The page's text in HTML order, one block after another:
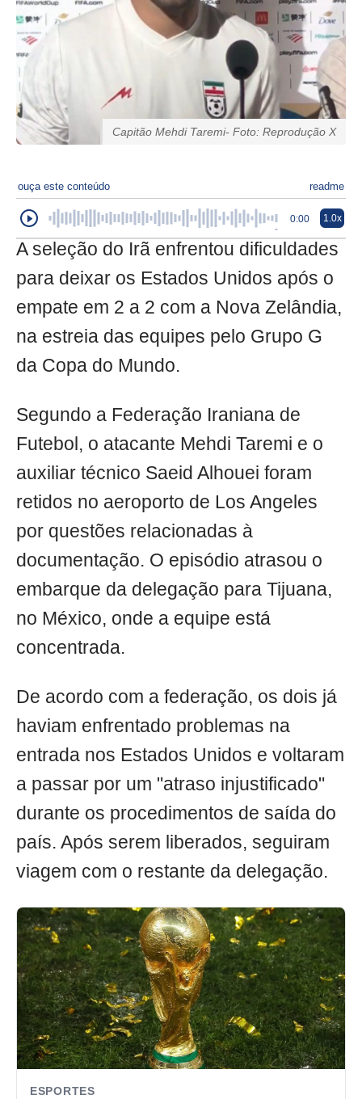
Capitão Mehdi Taremi- Foto: Reprodução X
ouça este conteúdo readme
0:00 1.0x
A seleção do Irã enfrentou dificuldades
para deixar os Estados Unidos após o
empate em 2 a 2 com a Nova Zelândia,
na estreia das equipes pelo Grupo G
da Copa do Mundo.
Segundo a Federação Iraniana de
Futebol, o atacante Mehdi Taremi e o
auxiliar técnico Saeid Alhouei foram
retidos no aeroporto de Los Angeles
por questões relacionadas à
documentação. O episódio atrasou o
embarque da delegação para Tijuana,
no México, onde a equipe está
concentrada.
De acordo com a federação, os dois já
haviam enfrentado problemas na
entrada nos Estados Unidos e voltaram
a passar por um "atraso injustificado"
durante os procedimentos de saída do
país. Após serem liberados, seguiram
viagem com o restante da delegação.
ESPORTES